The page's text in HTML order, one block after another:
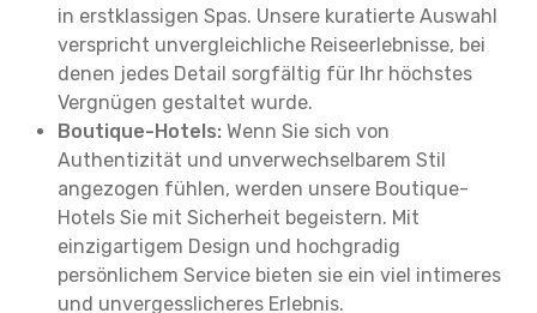
in erstklassigen Spas. Unsere kuratierte Auswahl
verspricht unvergleichliche Reiseerlebnisse, bei
denen jedes Detail sorgfältig für Ihr höchstes
Vergnügen gestaltet wurde.
Boutique-Hotels: Wenn Sie sich von
Authentizität und unverwechselbarem Stil
angezogen fühlen, werden unsere Boutique-
Hotels Sie mit Sicherheit begeistern. Mit
einzigartigem Design und hochgradig
persönlichem Service bieten sie ein viel intimeres
und unvergesslicheres Erlebnis.